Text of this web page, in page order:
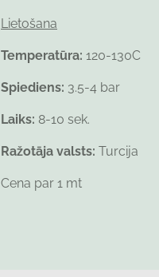
Lietošana
Temperatūra: 120-130C
Spiediens: 3.5-4 bar
Laiks: 8-10 sek.
Ražotāja valsts: Turcija
Cena par 1 mt